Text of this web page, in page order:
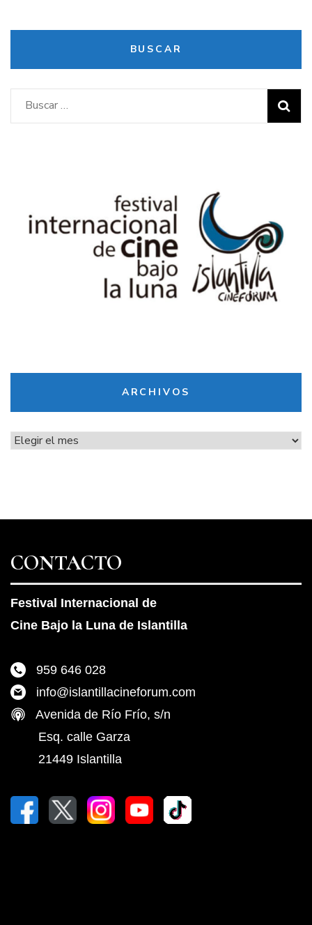
BUSCAR
Buscar:
ARCHIVOS
Archivos
CONTACTO
Festival Internacional de
Cine Bajo la Luna de Islantilla
959 646 028
info@islantillacineforum.com
Avenida de Río Frío, s/n
Esq. calle Garza
21449 Islantilla